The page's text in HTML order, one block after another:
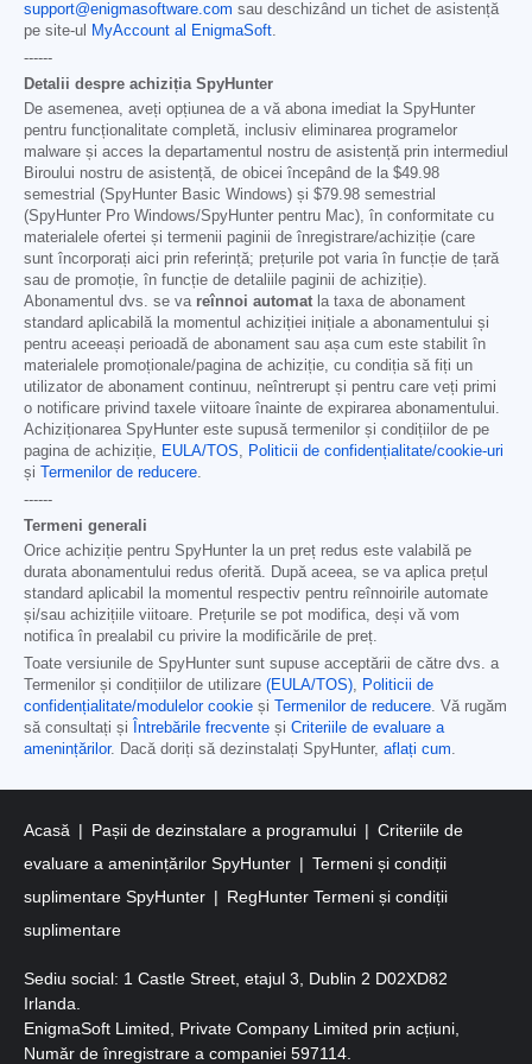
support@enigmasoftware.com sau deschizând un tichet de asistență
pe site-ul
MyAccount al EnigmaSoft.
------
Detalii despre achiziția SpyHunter
De asemenea, aveți opțiunea de a vă abona imediat la SpyHunter
pentru funcționalitate completă, inclusiv eliminarea programelor
malware și acces la departamentul nostru de asistență prin intermediul
Biroului nostru de asistență, de obicei începând de la $49.98
semestrial (SpyHunter Basic Windows) și $79.98 semestrial
(SpyHunter Pro Windows/SpyHunter pentru Mac), în conformitate cu
materialele ofertei și termenii paginii de înregistrare/achiziție (care
sunt încorporați aici prin referință; prețurile pot varia în funcție de țară
sau de promoție, în funcție de detaliile paginii de achiziție).
Abonamentul dvs. se va reînnoi automat la taxa de abonament
standard aplicabilă la momentul achiziției inițiale a abonamentului și
pentru aceeași perioadă de abonament sau așa cum este stabilit în
materialele promoționale/pagina de achiziție, cu condiția să fiți un
utilizator de abonament continuu, neîntrerupt și pentru care veți primi
o notificare privind taxele viitoare înainte de expirarea abonamentului.
Achiziționarea SpyHunter este supusă termenilor și condițiilor de pe
pagina de achiziție, EULA/TOS, Politicii de confidențialitate/cookie-uri
și
Termenilor de reducere.
------
Termeni generali
Orice achiziție pentru SpyHunter la un preț redus este valabilă pe
durata abonamentului redus oferită. După aceea, se va aplica prețul
standard aplicabil la momentul respectiv pentru reînnoirile automate
și/sau achizițiile viitoare. Prețurile se pot modifica, deși vă vom
notifica în prealabil cu privire la modificările de preț.
Toate versiunile de SpyHunter sunt supuse acceptării de către dvs. a
Termenilor și condițiilor de utilizare (EULA/TOS), Politicii de
confidențialitate/modulelor cookie și Termenilor de reducere. Vă rugăm
să consultați și
Întrebările frecvente și Criteriile de evaluare a
amenințărilor. Dacă doriți să dezinstalați SpyHunter, aflați cum.
Acasă Pașii de dezinstalare a programului
Criteriile de
evaluare a amenințărilor SpyHunter
Termeni și condiții
suplimentare SpyHunter
RegHunter Termeni și condiții
suplimentare
Sediu social: 1 Castle Street, etajul 3, Dublin 2 D02XD82
Irlanda.
EnigmaSoft Limited, Private Company Limited prin acțiuni,
Număr de înregistrare a companiei 597114.